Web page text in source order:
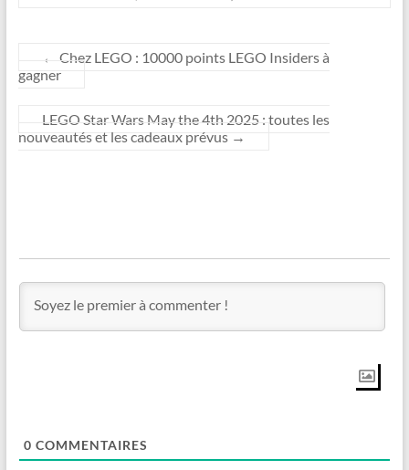
←
Chez LEGO : 10000 points LEGO Insiders à
gagner
LEGO Star Wars May the 4th 2025 : toutes les
nouveautés et les cadeaux prévus →
0 COMMENTAIRES